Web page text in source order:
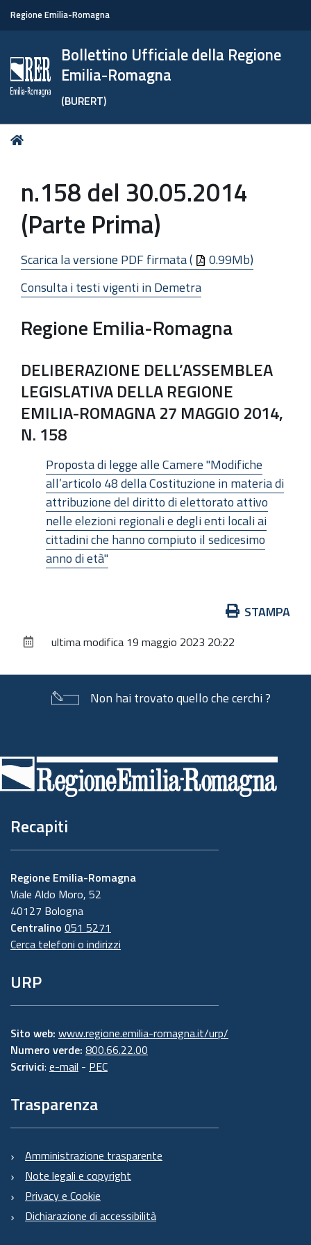
Regione Emilia-Romagna
Bollettino Ufficiale della Regione
Emilia-Romagna
(BURERT)
Tu
n.158 del 30.05.2014
(Parte Prima)
Scarica la versione PDF firmata (
0.99Mb)
Consulta i testi vigenti in Demetra
Regione Emilia-Romagna
DELIBERAZIONE DELL’ASSEMBLEA
LEGISLATIVA DELLA REGIONE
EMILIA-ROMAGNA 27 MAGGIO 2014,
N. 158
Proposta di legge alle Camere "Modifiche
all’articolo 48 della Costituzione in materia di
attribuzione del diritto di elettorato attivo
nelle elezioni regionali e degli enti locali ai
cittadini che hanno compiuto il sedicesimo
anno di età"
documento
STAMPA
ultima modifica 19 maggio 2023 20:22
Non hai trovato quello che cerchi ?
di
pagina
Recapiti
Regione Emilia-Romagna
Viale Aldo Moro, 52
40127 Bologna
Centralino 051 5271
Cerca telefoni o indirizzi
URP
Sito web: www.regione.emilia-romagna.it/urp/
Numero verde: 800.66.22.00
Scrivici: e-mail - PEC
Trasparenza
Amministrazione trasparente
Note legali e copyright
Privacy e Cookie
Dichiarazione di accessibilità